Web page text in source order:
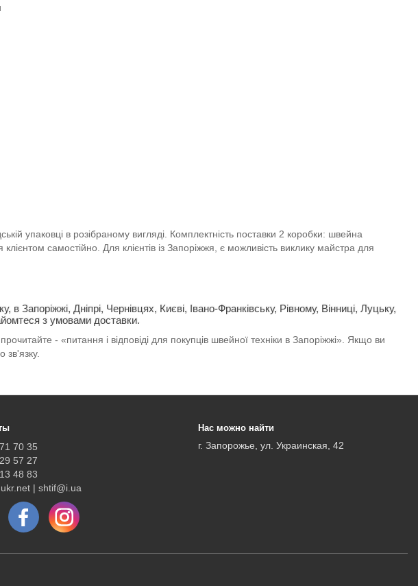
упаковці в розібраному вигляді. Комплектність поставки 2 коробки: швейна
самостійно. Для клієнтів із Запоріжжя, є можливість виклику майстра для
в Запоріжжі, Дніпрі, Чернівцях, Києві, Івано-Франківську, Рівному, Вінниці, Луцьку,
з умовами доставки.
- «питання і відповіді для покупців швейної техніки в Запоріжжі». Якщо ви
зв'язку.
70 35
57 27
48 83
| shtif@i.ua
Нас можно найти
г. Запорожье, ул. Украинская, 42